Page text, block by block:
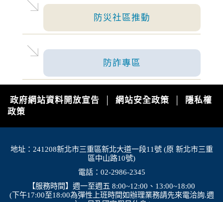
為辦理三重區五谷王南街等巷弄汰換管線工程，
停水
2026-08-03, 11:18│台灣自來水公司
為辦理三重區五谷王南街等巷弄汰換管線工程，
施工停水
防災社區推動
防詐專區
政府網站資料開放宣告 網站安全政策
隱私權
政策
地址：241208新北市三重區新北大道一段11號 (原 新北市三重
區中山路10號)
電話：02-2986-2345
【服務時間】週一至週五 8:00~12:00、13:00~18:00
(下午17:00至18:00為彈性上班時間如辦理業務請先來電洽詢.週